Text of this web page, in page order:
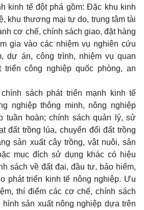
kinh tế đột phá gồm: Đặc khu kinh
khu thương mại tự do, trung tâm tài
cơ chế, chính sách giao, đặt hàng
gia vào các nhiệm vụ nghiên cứu
dự án, công trình, nhiệm vụ quan
triển công nghiệp quốc phòng, an
sách phát triển mạnh kinh tế
nghiệp thông minh, nông nghiệp
tuần hoàn; chính sách quản lý, sử
đất trồng lúa, chuyển đổi đất trồng
sản xuất cây trồng, vật nuôi, sản
mục đích sử dụng khác có hiệu
sách về đất đai, đầu tư, bảo hiểm,
phát triển kinh tế nông nghiệp. Ưu
thí điểm các cơ chế, chính sách
sản xuất nông nghiệp dựa trên